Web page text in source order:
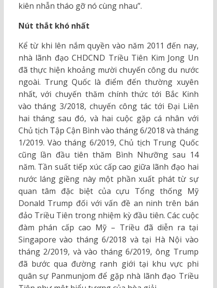
kiên nhẫn tháo gỡ nó cùng nhau”.
Nút thắt khó nhất
Kể từ khi lên nắm quyền vào năm 2011 đến nay,
nhà lãnh đạo CHDCND Triều Tiên Kim Jong Un
đã thực hiện khoảng mười chuyến công du nước
ngoài. Trung Quốc là điểm đến thường xuyên
nhất, với chuyến thăm chính thức tới Bắc Kinh
vào tháng 3/2018, chuyến công tác tới Đại Liên
hai tháng sau đó, và hai cuộc gặp cá nhân với
Chủ tịch Tập Cận Bình vào tháng 6/2018 và tháng
1/2019. Vào tháng 6/2019, Chủ tịch Trung Quốc
cũng lần đầu tiên thăm Bình Nhưỡng sau 14
năm. Tần suất tiếp xúc cấp cao giữa lãnh đạo hai
nước láng giềng này một phần xuất phát từ sự
quan tâm đặc biệt của cựu Tổng thống Mỹ
Donald Trump đối với vấn đề an ninh trên bán
đảo Triều Tiên trong nhiệm kỳ đầu tiên. Các cuộc
đàm phán cấp cao Mỹ – Triều đã diễn ra tại
Singapore vào tháng 6/2018 và tại Hà Nội vào
tháng 2/2019, và vào tháng 6/2019, ông Trump
đã bước qua đường ranh giới tại khu vực phi
quân sự Panmunjom để gặp nhà lãnh đạo Triều